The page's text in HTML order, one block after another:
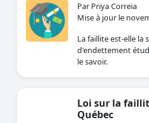
Par Priya Correia
Mise à jour le
La faillite est-elle la
d'endettement
le savoir.
Loi sur la
Québec